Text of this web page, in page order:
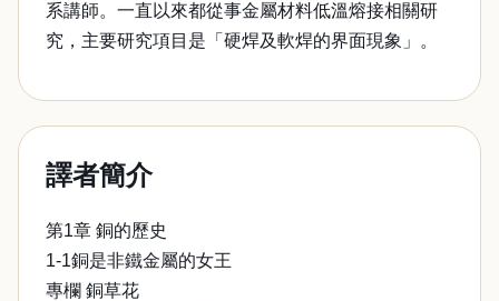
系講師。一直以來都從事金屬材料低溫熔接相關研
究，主要研究項目是「硬焊及軟焊的界面現象」。
譯者簡介
第1章 銅的歷史
1-1銅是非鐵金屬的女王
專欄 銅草花